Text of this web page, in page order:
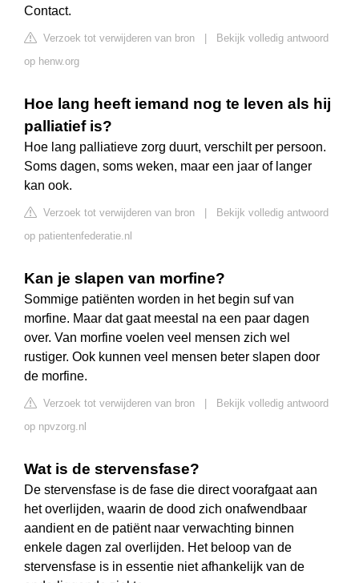
Contact.
Verzoek tot verwijderen van bron
Bekijk volledig antwoord
op henw.org
Hoe lang heeft iemand nog te leven als hij
palliatief is?
Hoe lang palliatieve zorg duurt, verschilt per persoon.
Soms dagen, soms weken, maar een jaar of langer
kan ook.
Verzoek tot verwijderen van bron
Bekijk volledig antwoord
op patientenfederatie.nl
Kan je slapen van morfine?
Sommige patiënten worden in het begin suf van
morfine. Maar dat gaat meestal na een paar dagen
over. Van morfine voelen veel mensen zich wel
rustiger. Ook kunnen veel mensen beter slapen door
de morfine.
Verzoek tot verwijderen van bron
Bekijk volledig antwoord
op npvzorg.nl
Wat is de stervensfase?
De stervensfase is de fase die direct voorafgaat aan
het overlijden, waarin de dood zich onafwendbaar
aandient en de patiënt naar verwachting binnen
enkele dagen zal overlijden. Het beloop van de
stervensfase is in essentie niet afhankelijk van de